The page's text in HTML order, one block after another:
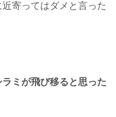
寄ってはダメと言った
ミが飛び移ると思った